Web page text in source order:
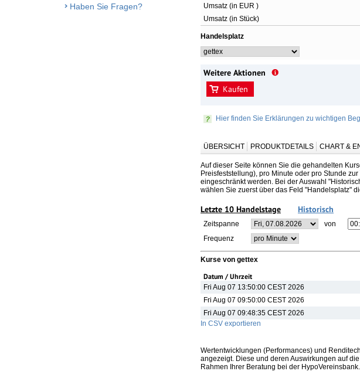
Haben Sie Fragen? Umsatz (in EUR )
Umsatz (in Stück)
Handelsplatz
Weitere Aktionen
Kaufen
Hier finden Sie Erklärungen zu wichtigen
ÜBERSICHT PRODUKTDETAILS CHART &
Auf dieser Seite können Sie die gehandelten
Preisfeststellung), pro Minute oder pro Stunde
eingeschränkt werden. Bei der Auswahl
wählen Sie zuerst über das Feld "Handelsplatz"
Letzte 10 Handelstage Historisch
Zeitspanne von
Frequenz
Kurse von gettex
Datum / Uhrzeit
Fri Aug 07 13:50:00 CEST 2026
Fri Aug 07 09:50:00 CEST 2026
Fri Aug 07 09:48:35 CEST 2026
In CSV exportieren
Wertentwicklungen (Performances) und
angezeigt. Diese und deren Auswirkungen auf
Rahmen Ihrer Beratung bei der HypoVereinsbank.